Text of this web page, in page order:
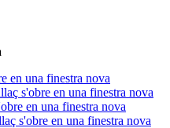
en una finestra nova
s'obre en una finestra nova
en una finestra nova
s'obre en una finestra nova